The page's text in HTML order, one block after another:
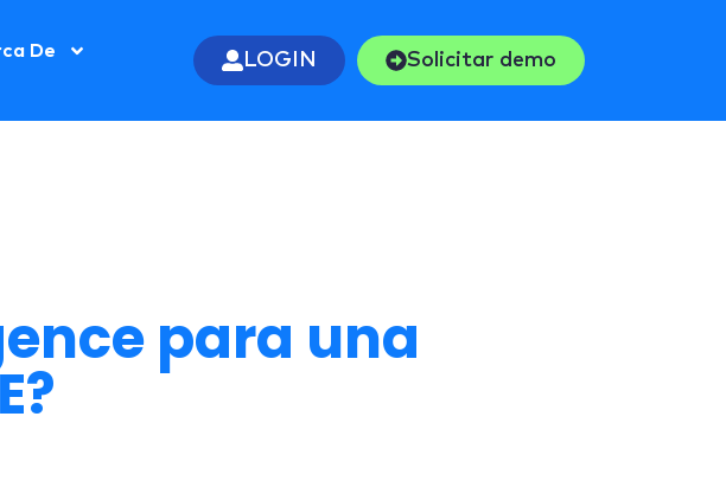
De LOGIN Solicitar demo
para una